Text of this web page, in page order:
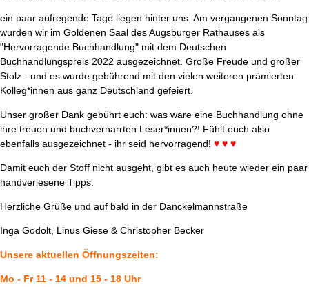
ein paar aufregende Tage liegen hinter uns: Am vergangenen Sonntag
wurden wir im Goldenen Saal des Augsburger Rathauses als
"Hervorragende Buchhandlung" mit dem Deutschen
Buchhandlungspreis 2022 ausgezeichnet. Große Freude und großer
Stolz - und es wurde gebührend mit den vielen weiteren prämierten
Kolleg*innen aus ganz Deutschland gefeiert.
Unser großer Dank gebührt euch: was wäre eine Buchhandlung ohne
ihre treuen und buchvernarrten Leser*innen?! Fühlt euch also
ebenfalls ausgezeichnet - ihr seid hervorragend! ♥ ♥ ♥
Damit euch der Stoff nicht ausgeht, gibt es auch heute wieder ein paar
handverlesene Tipps.
Herzliche Grüße und auf bald in der Danckelmannstraße
Inga Godolt, Linus Giese & Christopher Becker
Unsere aktuellen Öffnungszeiten:
Mo - Fr 11 - 14 und 15 - 18 Uhr